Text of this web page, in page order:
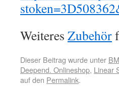
Weiteres Zubehör
Dieser Beitrag wurde unter
Deepend. Onlineshop, Linear
auf den Permalink.